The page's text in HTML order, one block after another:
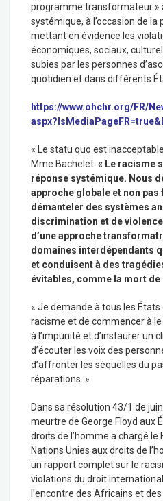
programme transformateur »
systémique, à l’occasion de
mettant en évidence les
économiques, sociaux,
subies par les personnes
quotidien et dans différents
https://www.ohchr.org/FR/
« Le statu quo est
Mme Bachelet. « Le racisme
réponse systémique. Nous
approche globale et non
démanteler des systèmes
discrimination et de
d’une approche
domaines interdépendants
et conduisent à des
évitables, comme la mort de
« Je demande à tous les États
racisme et de commencer à
à l’impunité et d’instaurer un
d’écouter les voix des
d’affronter les séquelles du
réparations. »
Dans sa résolution 43/1 de
meurtre de George Floyd aux
droits de l’homme a chargé
Nations Unies aux droits de
un rapport complet sur le
violations du droit
l’encontre des Africains et